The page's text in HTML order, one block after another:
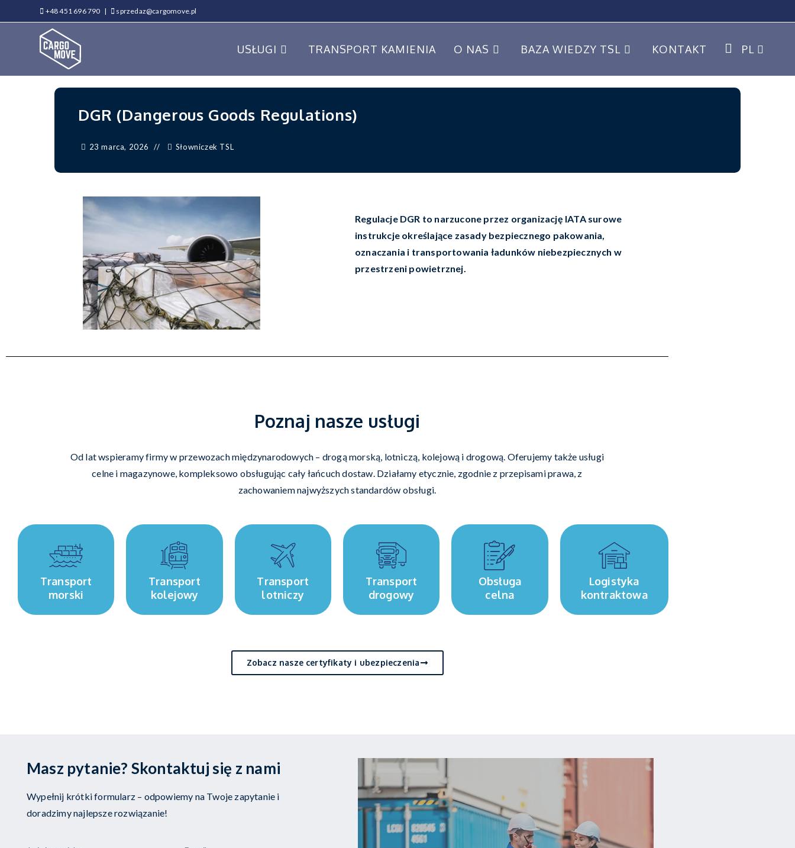
+48 451 696 790 | sprzedaz@cargomove.pl
USŁUGI TRANSPORT KAMIENIA O NAS BAZA WIEDZY TSL KONTAKT PL
DGR (Dangerous Goods Regulations)
23 marca, 2026 Słowniczek TSL
Regulacje DGR to narzucone przez organizację IATA surowe
instrukcje określające zasady bezpiecznego pakowania,
oznaczania i transportowania ładunków niebezpiecznych w
przestrzeni powietrznej.
Poznaj nasze usługi
Od lat wspieramy firmy w przewozach międzynarodowych – drogą morską, lotniczą, kolejową i drogową. Oferujemy także usługi
celne i magazynowe, kompleksowo obsługując cały łańcuch dostaw. Działamy etycznie, zgodnie z przepisami prawa, z
zachowaniem najwyższych standardów obsługi.
Transport
morski
Transport
kolejowy
Transport
lotniczy
Transport
drogowy
Obsługa
celna
Logistyka
kontraktowa
Zobacz nasze certyfikaty i ubezpieczenia
Masz pytanie? Skontaktuj się z nami
Wypełnij krótki formularz – odpowiemy na Twoje zapytanie i
doradzimy najlepsze rozwiązanie!